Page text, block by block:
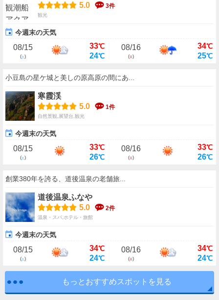
5.0
3件
観光
今週末の天気
08/15
(土)
33℃
24℃
08/16
(日)
34℃
25℃
小豆島の星ケ城と美しの原高原の間にあ...
寒霞渓
5.0
1件
自然景観,展望台,観光
今週末の天気
08/15
(土)
33℃
26℃
08/16
(日)
33℃
26℃
創業380年を誇る、道後温泉の老舗旅...
道後温泉ふなや
5.0
2件
温泉・スパ,ホテル・旅館
今週末の天気
08/15
(土)
34℃
24℃
08/16
(日)
34℃
24℃
もっとおすすめスポットを見る